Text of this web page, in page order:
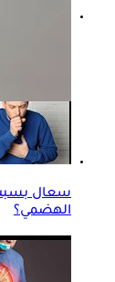
سعال بسبب
الهضمي؟